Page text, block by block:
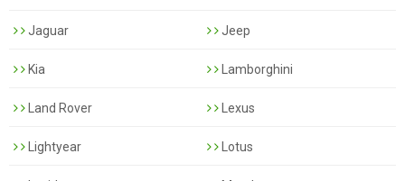
Jaguar Jeep
Kia Lamborghini
Land Rover Lexus
Lightyear Lotus